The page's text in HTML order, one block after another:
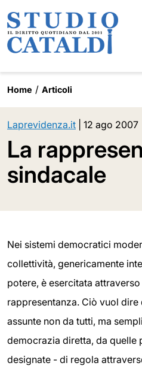
Home Articoli
Laprevidenza.it 12 ago 2007
La
sindacale
Nei sistemi democratici
collettività, genericamente
potere, è esercitata
rappresentanza. Ciò vuol
assunte non da tutti, ma
democrazia diretta, da quelle
designate - di regola